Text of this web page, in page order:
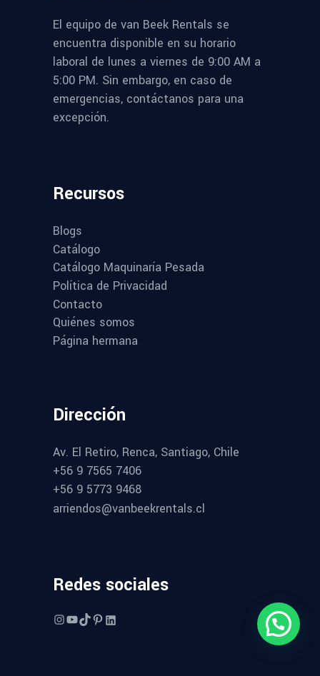
El equipo de van Beek Rentals se
encuentra disponible en su horario
laboral de lunes a viernes de 9:00 AM a
5:00 PM. Sin embargo, en caso de
emergencias, contáctanos para una
excepción.
Recursos
Blogs
Catálogo
Catálogo Maquinaría Pesada
Política de Privacidad
Contacto
Quiénes somos
Página hermana
Dirección
Av. El Retiro, Renca, Santiago, Chile
+56 9 7565 7406
+56 9 5773 9468
arriendos@vanbeekrentals.cl
Redes sociales
Instagram
YouTube
TikTok
Pinterest
LinkedIn